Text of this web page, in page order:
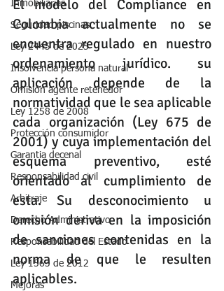
Inmobiliarias
Seguridad piscinas
Ley 2445 de 2025
Insolvencia persona natural
Omisión agente retenedor
Ley 1258 de 2008
Protección consumidor
Garantia decenal
Responsabilidad civil
Arbitraje
Derecho Administrativo
Responsabilidad del Estado
Ley 1563 de 2012
Mejoras
El modelo del Compliance en
Colombia actualmente no se
encuentra regulado en nuestro
ordenamiento jurídico. su
aplicación depende de la
normatividad que le sea aplicable
cada organización (Ley 675 de
2001) y cuya implementación del
esquema preventivo, esté
orientado al cumplimiento de
esta. Su desconocimiento u
omisión deriva en la imposición
de sanciones contenidas en la
norma de que le resulten
aplicables.